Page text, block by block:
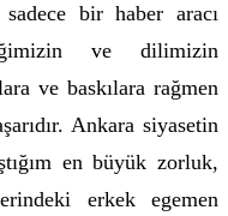
bir haber aracı
ve dilimizin
ve baskılara rağmen
Ankara siyasetin
en büyük zorluk,
erkek egemen